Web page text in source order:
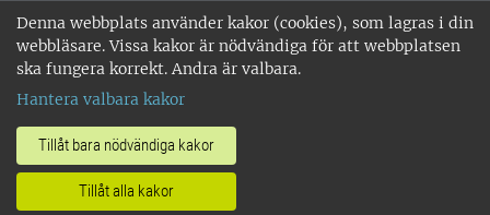
Denna webbplats använder kakor (cookies), som lagras i din
webbläsare. Vissa kakor är nödvändiga för att webbplatsen
ska fungera korrekt. Andra är valbara.
Hantera valbara kakor
Tillåt bara nödvändiga kakor
Tillåt alla kakor
verksamhet över hela Sverige. Huvudorter är
Alnarp, Uppsala och Umeå.SLU är
miljöcertifierat enligt ISO 14001. •
018-67 10 00 • Org nr: 202100-2817 •
Om SLU:s webbplatser
•Hantera kakor•Behandling av
personuppgifter